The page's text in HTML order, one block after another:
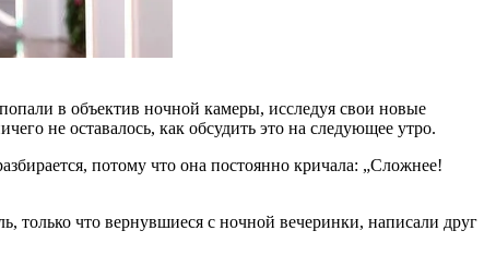
в объектив ночной камеры, исследуя свои новые
не оставалось, как обсудить это на следующее утро.
потому что она постоянно кричала: „Сложнее!
что вернувшиеся с ночной вечеринки, написали друг